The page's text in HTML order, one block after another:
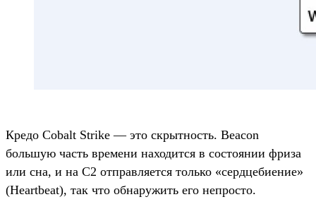
Кредо Cobalt Strike — это скрытность. Beacon
большую часть времени находится в состоянии фриза
или сна, и на C2 отправляется только «сердцебиение»
(Heartbeat), так что обнаружить его непросто.